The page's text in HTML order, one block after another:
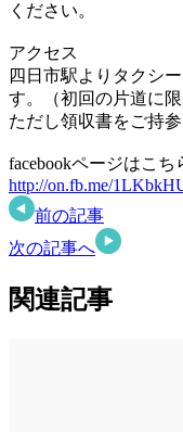
ください。
アクセス
四日市駅よりタクシ
す。（初回の片道に限
ただし領収書をご持参
facebookページはこち
http://on.fb.me/
前の記事
次の記事へ
関連記事